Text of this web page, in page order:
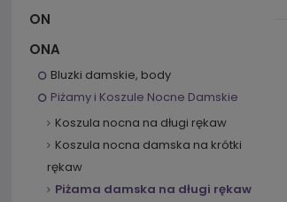
ON
ONA
Bluzki damskie, body
Piżamy i Koszule Nocne Damskie
Koszula nocna na długi rękaw
Koszula nocna damska na krótki
rękaw
Piżama damska na długi rękaw